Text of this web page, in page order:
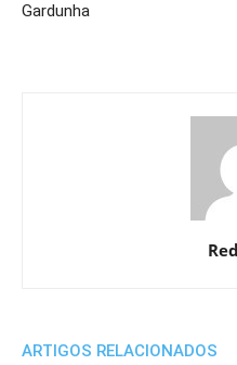
Gardunha
ARTIGOS RELACIONADOS